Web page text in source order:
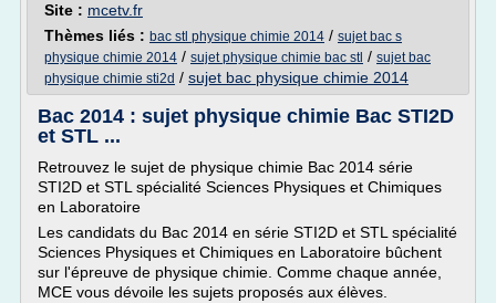
Site : mcetv.fr
Thèmes liés : bac stl physique chimie 2014 / sujet bac s
physique chimie 2014 / sujet physique chimie bac stl / sujet bac
physique chimie sti2d / sujet bac physique chimie 2014
Bac 2014 : sujet physique chimie Bac STI2D
et STL ...
Retrouvez le sujet de physique chimie Bac 2014 série
STI2D et STL spécialité Sciences Physiques et Chimiques
en Laboratoire
Les candidats du Bac 2014 en série STI2D et STL spécialité
Sciences Physiques et Chimiques en Laboratoire bûchent
sur l'épreuve de physique chimie. Comme chaque année,
MCE vous dévoile les sujets proposés aux élèves.